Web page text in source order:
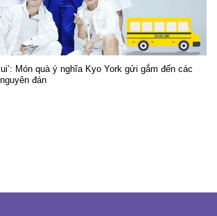
Món quà ý nghĩa Kyo York gửi gắm đến các
đán